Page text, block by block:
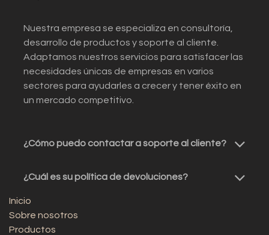
Nuestra empresa se especializa en consultoría,
desarrollo de productos y soporte al cliente.
Adaptamos nuestros servicios para satisfacer las
necesidades únicas de empresas en varios
sectores para ayudarles a crecer y tener éxito en
un mercado competitivo.
¿Cómo puedo contactar a soporte al cliente?
¿Cuál es su política de devoluciones?
Inicio
Sobre nosotros
Productos